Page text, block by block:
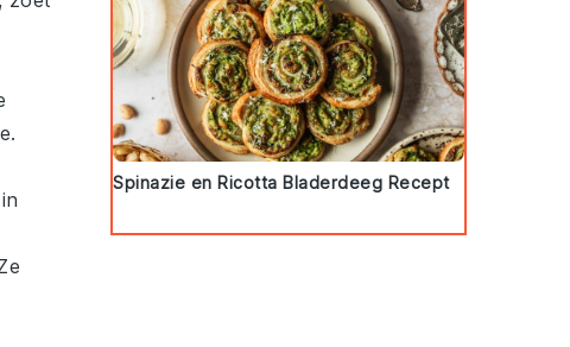
.
in
Spinazie en Ricotta Bladerdeeg Recept